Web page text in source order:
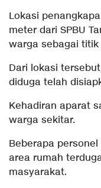
Lokasi
meter dari SPBU
warga sebagai
Dari lokasi
diduga telah
Kehadiran aparat
warga sekitar.
Beberapa
area rumah
masyarakat.